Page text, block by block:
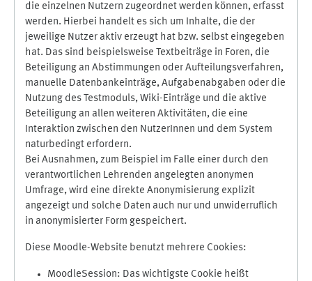
die einzelnen Nutzern zugeordnet werden können, erfasst
werden. Hierbei handelt es sich um Inhalte, die der
jeweilige Nutzer aktiv erzeugt hat bzw. selbst eingegeben
hat. Das sind beispielsweise Textbeiträge in Foren, die
Beteiligung an Abstimmungen oder Aufteilungsverfahren,
manuelle Datenbankeinträge, Aufgabenabgaben oder die
Nutzung des Testmoduls, Wiki-Einträge und die aktive
Beteiligung an allen weiteren Aktivitäten, die eine
Interaktion zwischen den NutzerInnen und dem System
naturbedingt erfordern.
Bei Ausnahmen, zum Beispiel im Falle einer durch den
verantwortlichen Lehrenden angelegten anonymen
Umfrage, wird eine direkte Anonymisierung explizit
angezeigt und solche Daten auch nur und unwiderruflich
in anonymisierter Form gespeichert.
Diese Moodle-Website benutzt mehrere Cookies:
MoodleSession: Das wichtigste Cookie heißt